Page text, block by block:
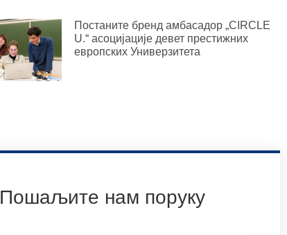
Постаните бренд амбасадор „CIRCLE
U.“ асоцијације девет престижних
европских Универзитета
Пошаљите нам поруку